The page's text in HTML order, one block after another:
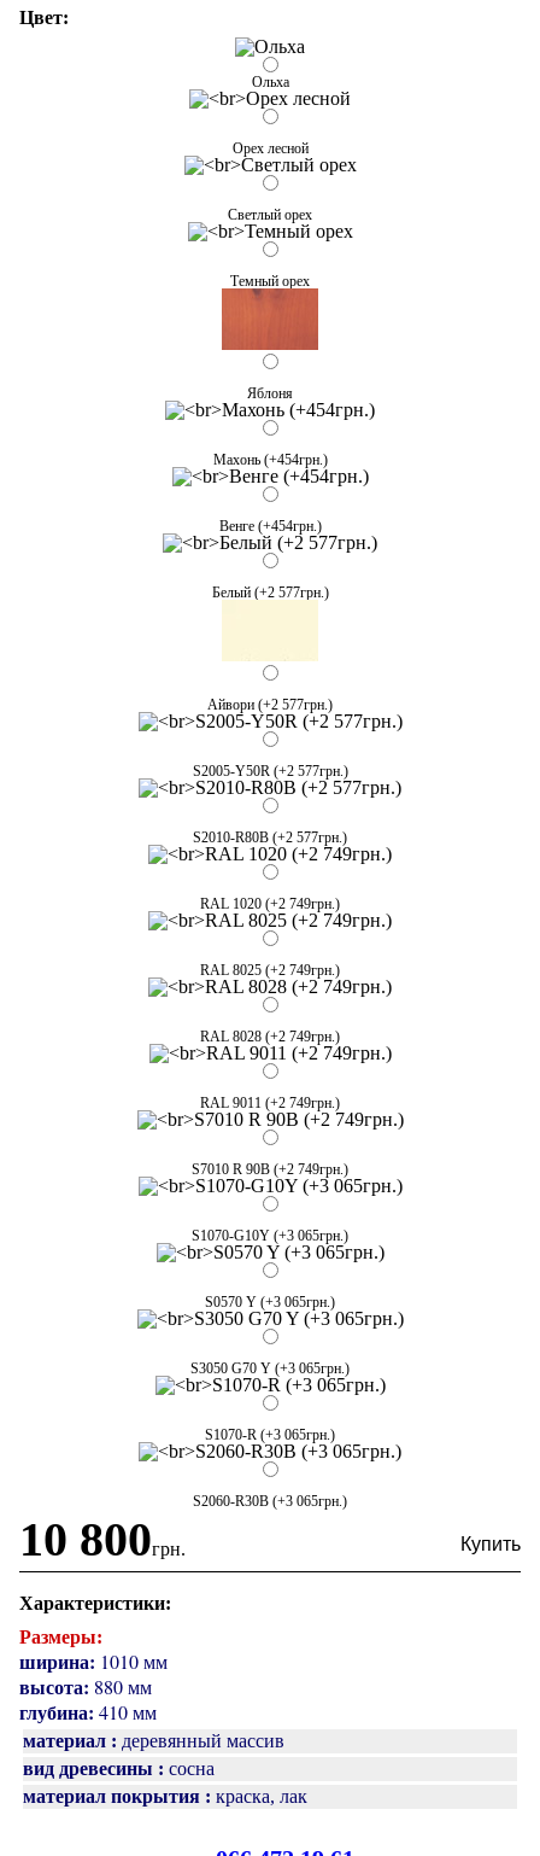
Цвет:
Ольха
Орех лесной
Светлый орех
Темный орех
Яблоня
Махонь (+454грн.)
Венге (+454грн.)
Белый (+2 577грн.)
Айвори (+2 577грн.)
S2005-Y50R (+2 577грн.)
S2010-R80B (+2 577грн.)
RAL 1020 (+2 749грн.)
RAL 8025 (+2 749грн.)
RAL 8028 (+2 749грн.)
RAL 9011 (+2 749грн.)
S7010 R 90B (+2 749грн.)
S1070-G10Y (+3 065грн.)
S0570 Y (+3 065грн.)
S3050 G70 Y (+3 065грн.)
S1070-R (+3 065грн.)
S2060-R30B (+3 065грн.)
10 800грн.
Характеристики:
Размеры:
ширина: 1010 мм
высота: 880 мм
глубина: 410 мм
материал : деревянный массив
вид древесины : сосна
материал покрытия : краска, лак